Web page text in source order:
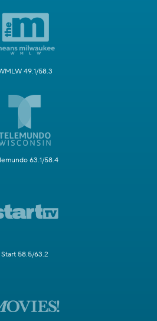
49.1/58.3
63.1/58.4
Start 58.5/63.2